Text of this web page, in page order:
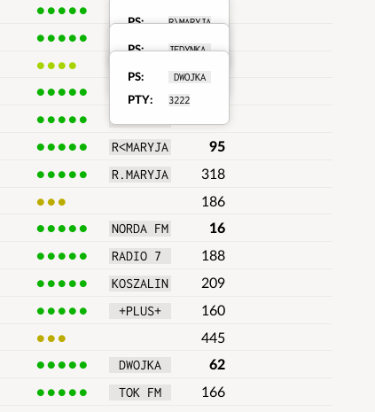
RDS
details
PS R\MARYJA
PTY 3232
5
RDS
details
PS JEDYNKA
PTY 3211
5
RDS
details
PS DWOJKA
PTY 3222
4
5 Pogoda
5 Radio 24
5 R<MARYJA
95
5 R.MARYJA
318
3
186
5 NORDA FM
16
5 RADIO 7
188
5 KOSZALIN
209
5 +PLUS+
160
3
445
5 DWOJKA
62
5 TOK FM
166